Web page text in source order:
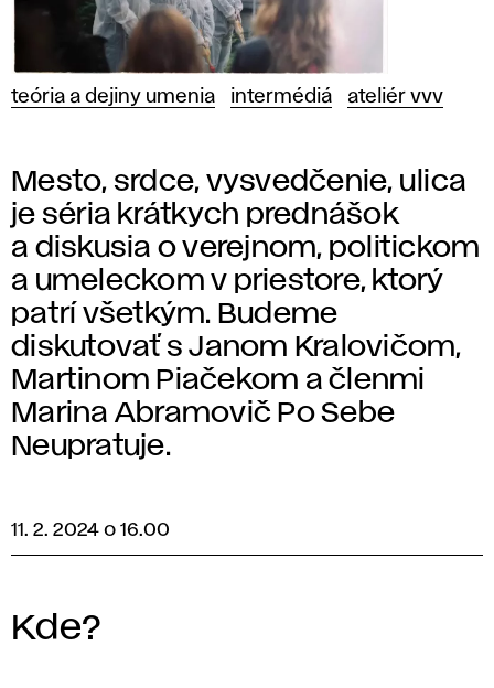
teória a dejiny umenia intermédiá ateliér vvv
Mesto, srdce, vysvedčenie, ulica
je séria krátkych prednášok
a diskusia o verejnom, politickom
a umeleckom v priestore, ktorý
patrí všetkým. Budeme
diskutovať s Janom Kralovičom,
Martinom Piačekom a členmi
Marina Abramovič Po Sebe
Neupratuje.
11. 2. 2024 o 16.00
Kde?